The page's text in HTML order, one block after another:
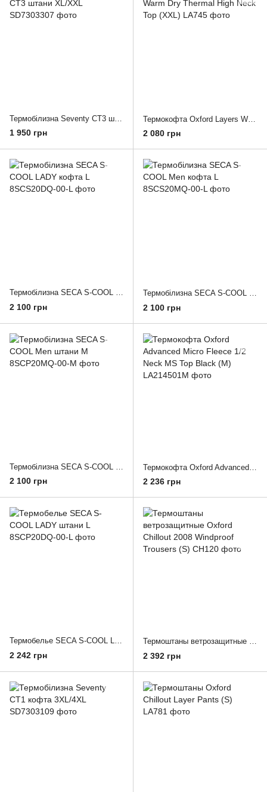
1 950 грн 2 080 грн
Термобілизна SECA S-COOL LADY кофта L
2 100 грн
Термобілизна SECA S-COOL Men кофта L
2 100 грн
2 100 грн 2 236 грн
Термобелье SECA S-COOL LADY штани L
2 242 грн
Термоштаны ветрозащитные Oxford Chillout 2008 Windproof Trousers (S)
2 392 грн